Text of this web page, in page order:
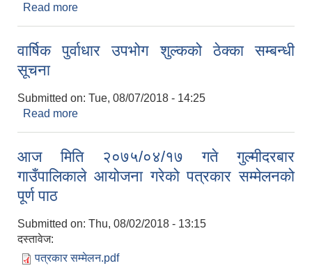
Read more
वार्षिक पुर्वाधार उपभोग शुल्कको ठेक्का सम्बन्धी
सूचना
Submitted on: Tue, 08/07/2018 - 14:25
Read more
आज मिति २०७५/०४/१७ गते गुल्मीदरबार
गाउँपालिकाले आयोजना गरेको पत्रकार सम्मेलनको
पूर्ण पाठ
Submitted on: Thu, 08/02/2018 - 13:15
दस्तावेज:
पत्रकार सम्मेलन.pdf